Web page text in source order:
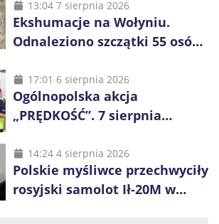
48 godzin
13:04 7 sierpnia 2026
Ekshumacje na Wołyniu.
Odnaleziono szczątki 55 osób,
17:01 6 sierpnia 2026
Ogólnopolska akcja
„PRĘDKOŚĆ”. 7 sierpnia
14:24 4 sierpnia 2026
Polskie myśliwce przechwyciły
rosyjski samolot Ił-20M w